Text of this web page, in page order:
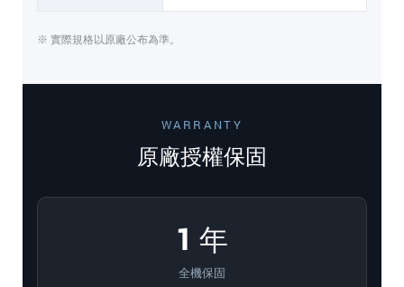
※ 實際規格以原廠公布為準。
WARRANTY
原廠授權保固
1 年
全機保固